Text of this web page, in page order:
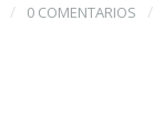
/ 0 COMENTARIOS /